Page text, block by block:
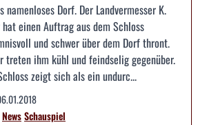
namenloses Dorf. Der Landvermesser K.
einen Auftrag aus dem Schloss
und schwer über dem Dorf thront.
treten ihm kühl und feindselig gegenüber.
zeigt sich als ein undurc...
NewsSchauspiel